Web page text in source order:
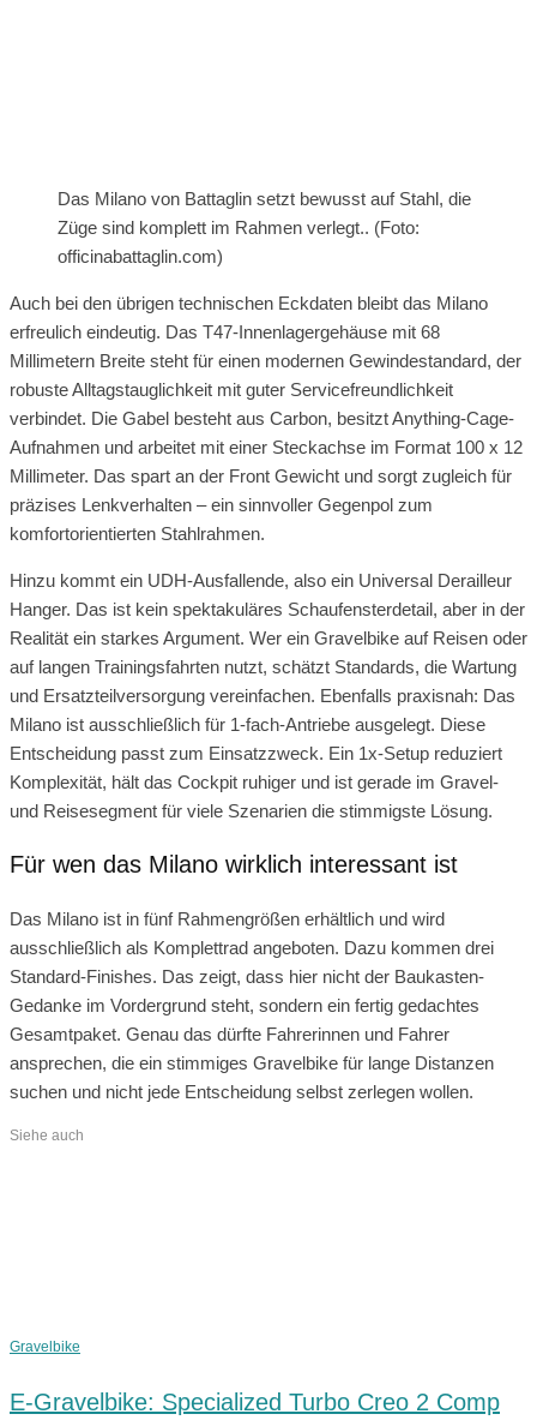
Das Milano von Battaglin setzt bewusst auf Stahl, die
Züge sind komplett im Rahmen verlegt.. (Foto:
officinabattaglin.com)
Auch bei den übrigen technischen Eckdaten bleibt das Milano
erfreulich eindeutig. Das T47-Innenlagergehäuse mit 68
Millimetern Breite steht für einen modernen Gewindestandard, der
robuste Alltagstauglichkeit mit guter Servicefreundlichkeit
verbindet. Die Gabel besteht aus Carbon, besitzt Anything-Cage-
Aufnahmen und arbeitet mit einer Steckachse im Format 100 x 12
Millimeter. Das spart an der Front Gewicht und sorgt zugleich für
präzises Lenkverhalten – ein sinnvoller Gegenpol zum
komfortorientierten Stahlrahmen.
Hinzu kommt ein UDH-Ausfallende, also ein Universal Derailleur
Hanger. Das ist kein spektakuläres Schaufensterdetail, aber in der
Realität ein starkes Argument. Wer ein Gravelbike auf Reisen oder
auf langen Trainingsfahrten nutzt, schätzt Standards, die Wartung
und Ersatzteilversorgung vereinfachen. Ebenfalls praxisnah: Das
Milano ist ausschließlich für 1-fach-Antriebe ausgelegt. Diese
Entscheidung passt zum Einsatzzweck. Ein 1x-Setup reduziert
Komplexität, hält das Cockpit ruhiger und ist gerade im Gravel-
und Reisesegment für viele Szenarien die stimmigste Lösung.
Für wen das Milano wirklich interessant ist
Das Milano ist in fünf Rahmengrößen erhältlich und wird
ausschließlich als Komplettrad angeboten. Dazu kommen drei
Standard-Finishes. Das zeigt, dass hier nicht der Baukasten-
Gedanke im Vordergrund steht, sondern ein fertig gedachtes
Gesamtpaket. Genau das dürfte Fahrerinnen und Fahrer
ansprechen, die ein stimmiges Gravelbike für lange Distanzen
suchen und nicht jede Entscheidung selbst zerlegen wollen.
Siehe auch
Gravelbike
E-Gravelbike: Specialized Turbo Creo 2 Comp